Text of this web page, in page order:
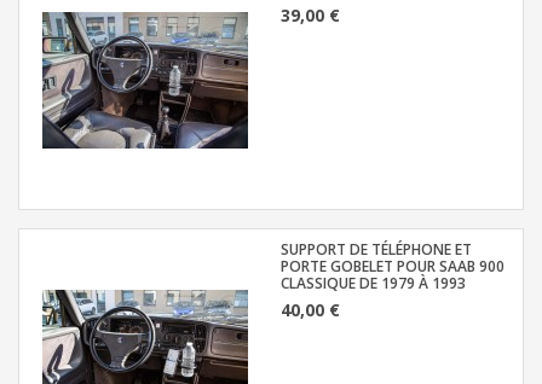
39,00 €
SUPPORT DE TÉLÉPHONE ET
PORTE GOBELET POUR SAAB 900
CLASSIQUE DE 1979 À 1993
40,00 €